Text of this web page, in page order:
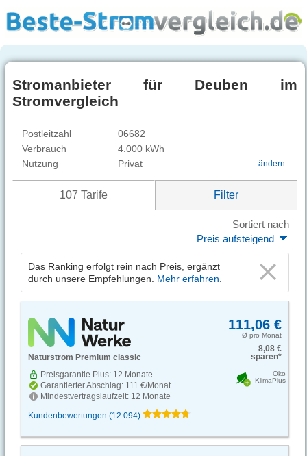
Stromanbieter für Deuben im
Stromvergleich